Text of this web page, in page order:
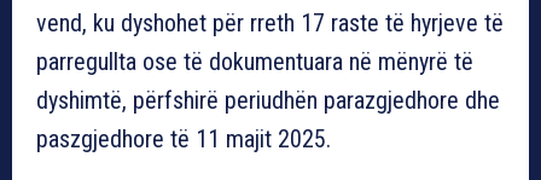
vend, ku dyshohet për rreth 17 raste të hyrjeve të
parregullta ose të dokumentuara në mënyrë të
dyshimtë, përfshirë periudhën parazgjedhore dhe
paszgjedhore të 11 majit 2025.